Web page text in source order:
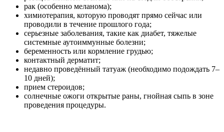
рак (особенно меланома);
химиотерапия, которую проводят прямо сейчас или
проводили в течение прошлого года;
серьезные заболевания, такие как диабет, тяжелые
системные аутоиммунные болезни;
беременность или кормление грудью;
контактный дерматит;
недавно проведённый татуаж (необходимо подождать 7–
10 дней);
прием стероидов;
солнечные ожоги открытые раны, гнойная сыпь в зоне
проведения процедуры.